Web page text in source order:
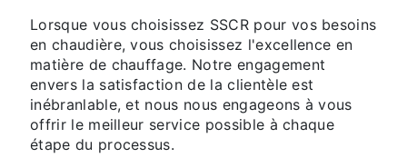
Lorsque vous choisissez SSCR pour vos besoins
en chaudière, vous choisissez l'excellence en
matière de chauffage. Notre engagement
envers la satisfaction de la clientèle est
inébranlable, et nous nous engageons à vous
offrir le meilleur service possible à chaque
étape du processus.